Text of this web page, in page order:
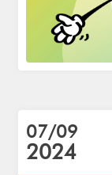
07/09
2024